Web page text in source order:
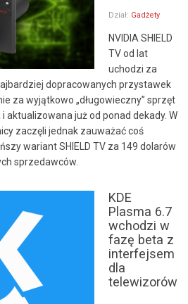
Dział: Gadżety
NVIDIA SHIELD
TV od lat
uchodzi za
dopracowanych przystawek
za wyjątkowo „długowieczny” sprzęt
aktualizowana już od ponad dekady. W
zaczęli jednak zauważać coś
wariant SHIELD TV za 149 dolarów
sprzedawców.
KDE
Plasma 6.7
wchodzi w
fazę beta z
interfejsem
dla
telewizorów